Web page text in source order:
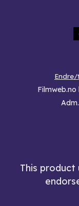
Filmweb.no
This product